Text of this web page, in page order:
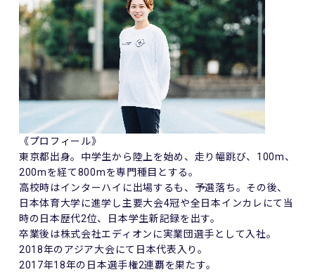
《プロフィール》
東京都出身。中学生から陸上を始め、走り幅跳び、100m、
200mを経て800mを専門種目とする。
高校時はインターハイに出場するも、予選落ち。その後、
日本体育大学に進学し主要大会4冠や全日本インカレにて当
時の日 本歴代2位、日本学生新記録を出す。
卒業後は株式会社エディオンに実業団選手として入社。
2018年のアジア大会にて日本代表入り。
2017年18年の日本選手権2連覇を果たす。